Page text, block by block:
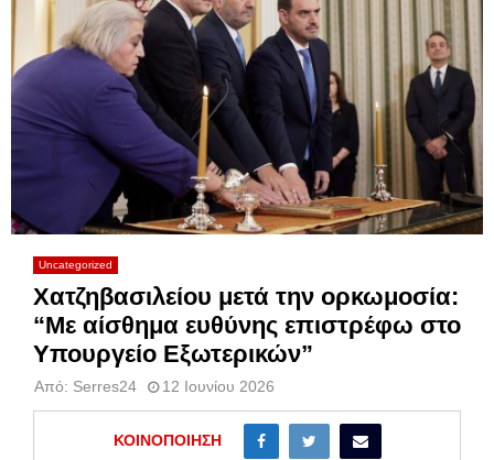
Uncategorized
Χατζηβασιλείου μετά την ορκωμοσία:
“Με αίσθημα ευθύνης επιστρέφω στο
Υπουργείο Εξωτερικών”
Από: Serres24 12 Ιουνίου 2026
ΚΟΙΝΟΠΟΊΗΣΗ